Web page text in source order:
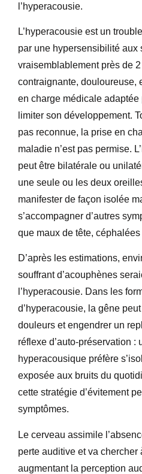
l’hyperacousie.
L’hyperacousie est un
par une hypersensibilité aux
vraisemblablement près de
contraignante, douloureuse,
en charge médicale
limiter son développement.
pas reconnue, la prise en
maladie n’est pas permise.
peut être bilatérale ou
une seule ou les deux
manifester de façon isolée
s’accompagner d’autres
que maux de tête,
D’après les estimations,
souffrant d’acouphènes
l’hyperacousie. Dans les
d’hyperacousie, la gêne
douleurs et engendrer un
réflexe d’auto-préservation :
hyperacousique préfère
exposée aux bruits du
cette stratégie d’évitement
symptômes.
Le cerveau assimile
perte auditive et va chercher
augmentant la perception